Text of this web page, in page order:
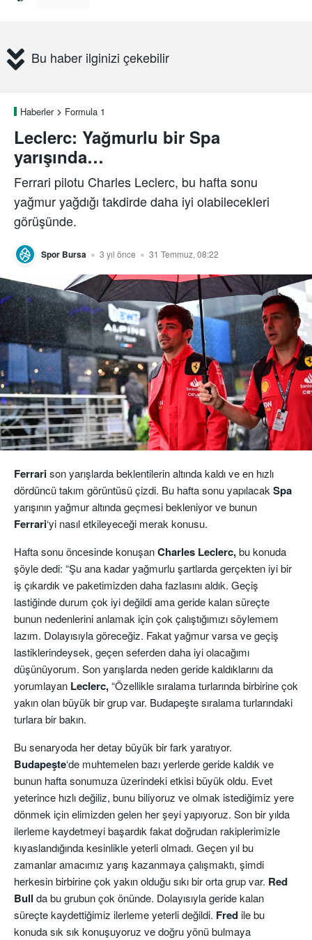
Bu haber ilginizi çekebilir
Haberler Formula 1
Leclerc: Yağmurlu bir Spa
yarışında…
Ferrari pilotu Charles Leclerc, bu hafta sonu
yağmur yağdığı takdirde daha iyi olabilecekleri
görüşünde.
Spor Bursa 3 yıl önce 31 Temmuz, 08:22
Ferrarison yarışlarda beklentilerin altında kaldı ve en hızlı
dördüncü takım görüntüsü çizdi. Bu hafta sonu yapılacakSpa
yarışının yağmur altında geçmesi bekleniyor ve bunun
Ferrari‘yi nasıl etkileyeceği merak konusu.
Hafta sonu öncesinde konuşanCharles Leclerc,bu konuda
şöyle dedi: “Şu ana kadar yağmurlu şartlarda gerçekten iyi bir
iş çıkardık ve paketimizden daha fazlasını aldık. Geçiş
lastiğinde durum çok iyi değildi ama geride kalan süreçte
bunun nedenlerini anlamak için çok çalıştığımızı söylemem
lazım. Dolayısıyla göreceğiz. Fakat yağmur varsa ve geçiş
lastiklerindeysek, geçen seferden daha iyi olacağımı
düşünüyorum. Son yarışlarda neden geride kaldıklarını da
yorumlayan Leclerc,“Özellikle sıralama turlarında birbirine çok
yakın olan büyük bir grup var. Budapeşte sıralama turlarındaki
turlara bir bakın.
Bu senaryoda her detay büyük bir fark yaratıyor.
Budapeşte‘de muhtemelen bazı yerlerde geride kaldık ve
bunun hafta sonumuza üzerindeki etkisi büyük oldu. Evet
yeterince hızlı değiliz, bunu biliyoruz ve olmak istediğimiz yere
dönmek için elimizden gelen her şeyi yapıyoruz. Son bir yılda
ilerleme kaydetmeyi başardık fakat doğrudan rakiplerimizle
kıyaslandığında kesinlikle yeterli olmadı. Geçen yıl bu
zamanlar amacımız yarış kazanmaya çalışmaktı, şimdi
herkesin birbirine çok yakın olduğu sıkı bir orta grup var. Red
Bull da bu grubun çok önünde. Dolayısıyla geride kalan
süreçte kaydettiğimiz ilerleme yeterli değildi. Fredile bu
konuda sık sık konuşuyoruz ve doğru yönü bulmaya